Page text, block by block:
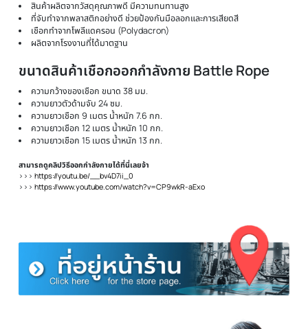
ช่วยสร้างความฟิตกระชับสัดส่วน ช่วยเสริมสร้างกล้ามเนื้อ และเพิ่มความแ
แรงให้ร่างกาย
ช่วยในการฝึกความแข็งแรงของแขน และร่างกายท่อนบน ช่วยบริหารไหล่
ศอกมือ หลังส่วนล่าง สะโพก รวมถึงกล้ามเนื้อด้านในของลำตัว หากทำท่าสค
และสะบัดไปด้วย จะได้ส่วนขา
ช่วยเผาผลาญพลังงานทุกสัดส่วนได้อย่างดีเยี่ยม สามารถรองรับการออก
กำลังกายตั้งแต่คนที่เพิ่งหัดเล่นใหม่ๆ ไปจนถึงนักออกกำลังกายมืออาชีพ
ช่วยเพิ่มขีดความสามารถและพละกำลังเพื่อนำมาประยุกต์ใช้กับการเล่นกีฬ
ๆ
การจับมีอยู่สองแบบคือ ท่า Handshake และ ท่า Overhand สามารถเล่น
หลากหลายรูปแบบ หลายท่าฝึก ไม่ว่าจะเป็น ท่า Clapping,Double
Wave,Ultimate Warrior,alternationg Wave ฯลฯ หรือประยุกต์เป็นท่าอื่น
ได้อีกด้วย
สินค้าผลิตจากวัสดุคุณภาพดี มีความทนทานสูง
ที่จับทำจากพลาสติกอย่างดี ช่วยป้องกันมือลอกและการเสียดสี
เชือกทำจากโพลีแดครอน (Polydacron)
ผลิตจากโรงงานที่ได้มาตฐาน
ขนาดสินค้าเชือกออกกำลังกาย Battle Rope